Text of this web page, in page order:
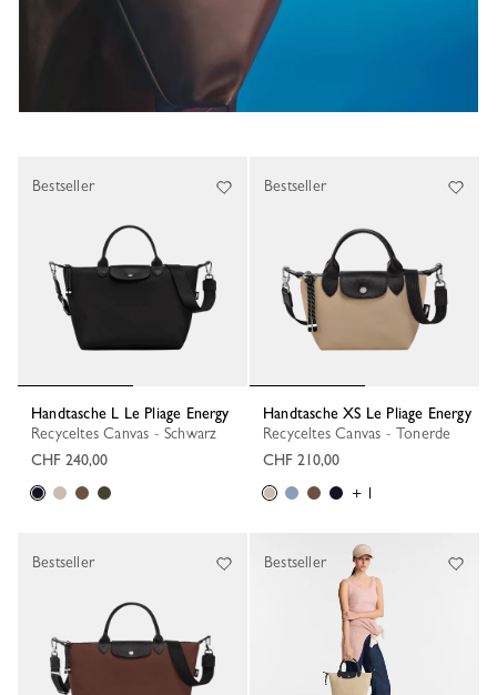
Handtasche L Le Pliage Energy
Recyceltes Canvas - Schwarz
CHF 240,00
Bestseller
Handtasche XS Le Pliage Energy
Recyceltes Canvas - Tonerde
CHF 210,00
+ 1
Bestseller
Bestseller Bestseller